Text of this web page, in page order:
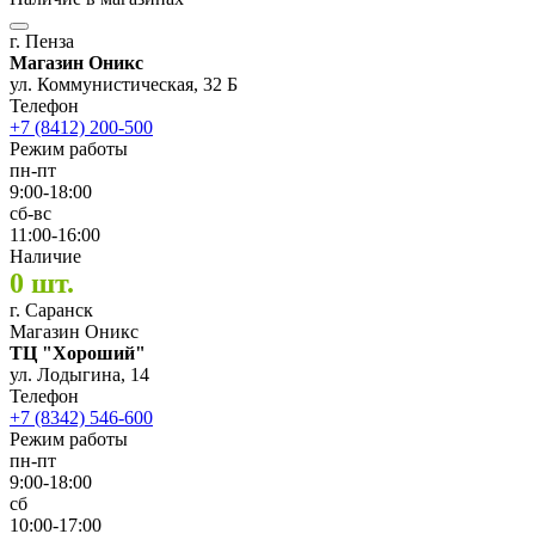
г. Пенза
Магазин Оникс
ул. Коммунистическая, 32 Б
Телефон
+7 (8412) 200-500
Режим работы
пн-пт
9:00-18:00
сб-вс
11:00-16:00
Наличие
0 шт.
г. Саранск
Магазин Оникс
ТЦ "Хороший"
ул. Лодыгина, 14
Телефон
+7 (8342) 546-600
Режим работы
пн-пт
9:00-18:00
сб
10:00-17:00